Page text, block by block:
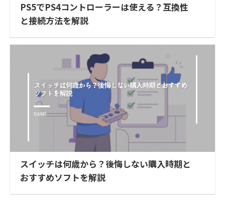
PS5でPS4コントローラーは使える？互換性
と接続方法を解説
スイッチは何歳から？後悔しない購入時期と
おすすめソフトを解説